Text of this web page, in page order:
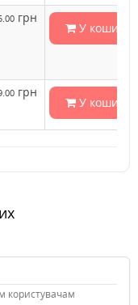
грн
У кошик
грн
У кошик
користувачам